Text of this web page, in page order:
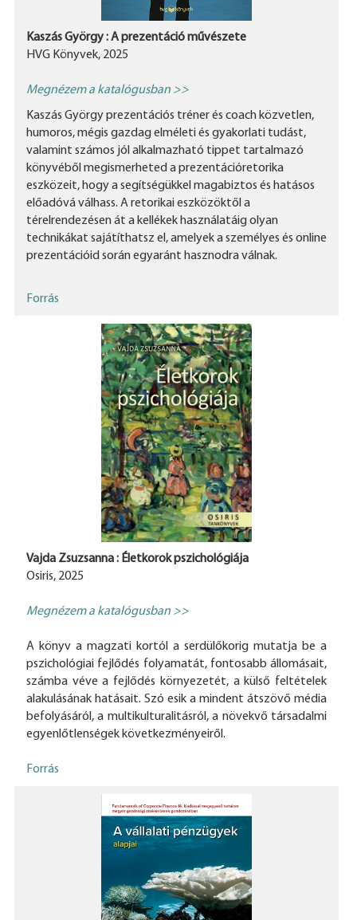
Kaszás György : A prezentáció művészete
HVG Könyvek, 2025
Megnézem a katalógusban >>
Kaszás György prezentációs tréner és coach közvetlen,
humoros, mégis gazdag elméleti és gyakorlati tudást,
valamint számos jól alkalmazható tippet tartalmazó
könyvéből megismerheted a prezentációretorika
eszközeit, hogy a segítségükkel magabiztos és hatásos
előadóvá válhass. A retorikai eszközöktől a
térelrendezésen át a kellékek használatáig olyan
technikákat sajátíthatsz el, amelyek a személyes és online
prezentációid során egyaránt hasznodra válnak.
Forrás
Vajda Zsuzsanna : Életkorok pszichológiája
Osiris, 2025
Megnézem a katalógusban >>
A könyv a magzati kortól a serdülőkorig mutatja be a
pszichológiai fejlődés folyamatát, fontosabb állomásait,
számba véve a fejlődés környezetét, a külső feltételek
alakulásának hatásait. Szó esik a mindent átszövő média
befolyásáról, a multikulturalitásról, a növekvő társadalmi
egyenlőtlenségek következményeiről.
Forrás